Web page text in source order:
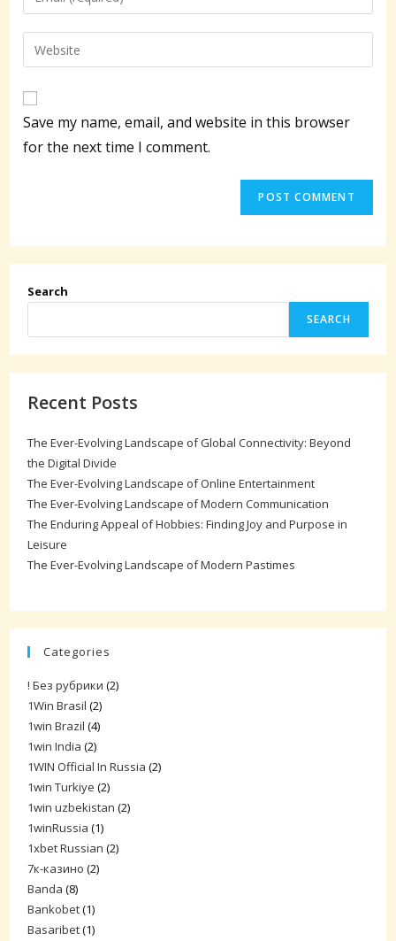
to
comment
your
email
address
Enter
your
URL
(optional)
Save my name, email, and website in this browser
for the next time I comment.
Search
SEARCH
Recent Posts
The Ever-Evolving Landscape of Global Connectivity: Beyond
the Digital Divide
The Ever-Evolving Landscape of Online Entertainment
The Ever-Evolving Landscape of Modern Communication
The Enduring Appeal of Hobbies: Finding Joy and Purpose in
Leisure
The Ever-Evolving Landscape of Modern Pastimes
Categories
! Без рубрики (2)
1Win Brasil (2)
1win Brazil (4)
1win India (2)
1WIN Official In Russia (2)
1win Turkiye (2)
1win uzbekistan (2)
1winRussia (1)
1xbet Russian (2)
7к-казино (2)
Banda (8)
Bankobet(1)
Basaribet(1)